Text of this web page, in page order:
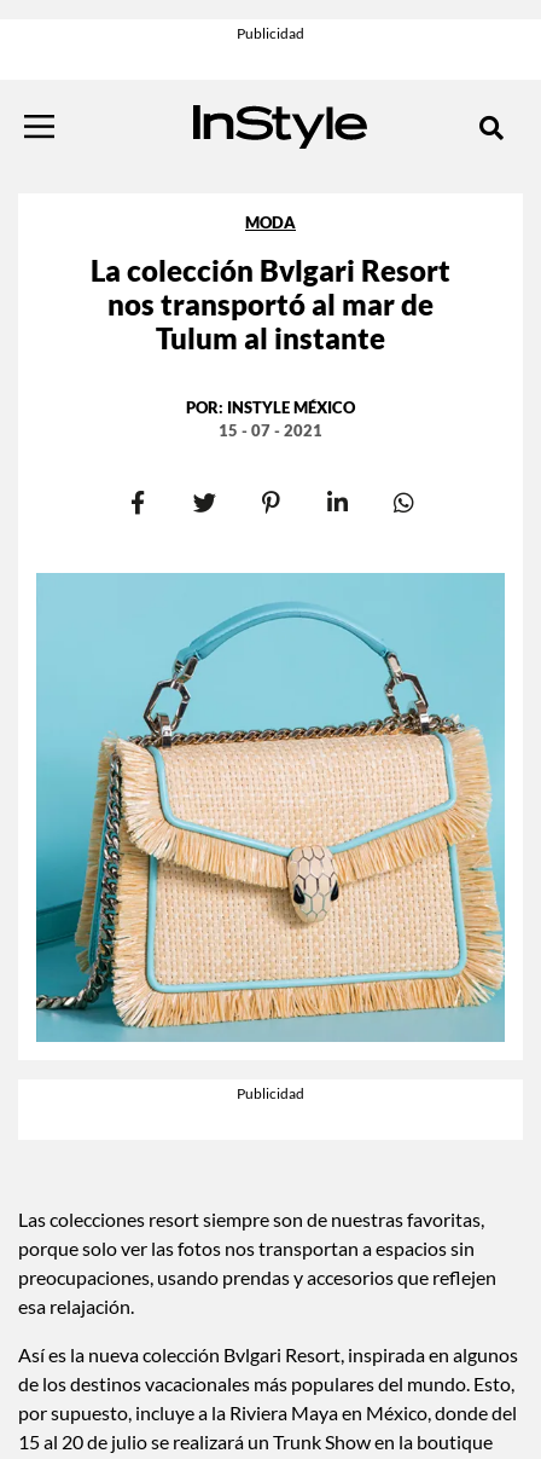
MODA
La colección Bvlgari Resort
nos transportó al mar de
Tulum al instante
POR: INSTYLE MÉXICO
15 - 07 - 2021
Las colecciones resort siempre son de nuestras favoritas,
porque solo ver las fotos nos transportan a espacios sin
preocupaciones, usando prendas y accesorios que reflejen
Así es la nueva colección Bvlgari Resort, inspirada en algunos
de los destinos vacacionales más populares del mundo. Esto,
por supuesto, incluye a la Riviera Maya en México, donde del